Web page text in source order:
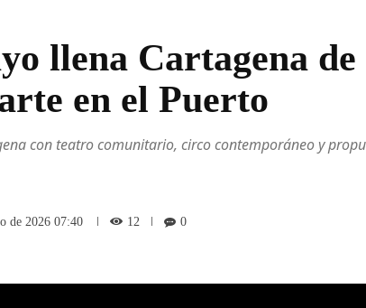
llena Cartagena
en el Puerto
con teatro comunitario, circo contemporáneo y
de 2026 07:40 12 0